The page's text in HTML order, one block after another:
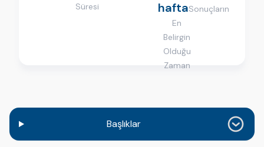
Süresi
haftaSonuçların
En
Belirgin
Olduğu
Zaman
Başlıklar